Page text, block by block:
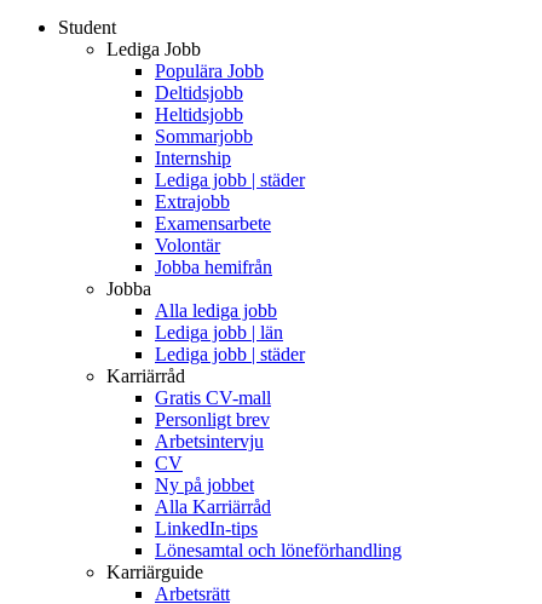
Student
Lediga Jobb
Populära Jobb
Deltidsjobb
Heltidsjobb
Sommarjobb
Internship
Lediga jobb | städer
Extrajobb
Examensarbete
Volontär
Jobba hemifrån
Jobba
Alla lediga jobb
Lediga jobb | län
Lediga jobb | städer
Karriärråd
Gratis CV-mall
Personligt brev
Arbetsintervju
CV
Ny på jobbet
Alla Karriärråd
LinkedIn-tips
Lönesamtal och löneförhandling
Karriärguide
Arbetsrätt